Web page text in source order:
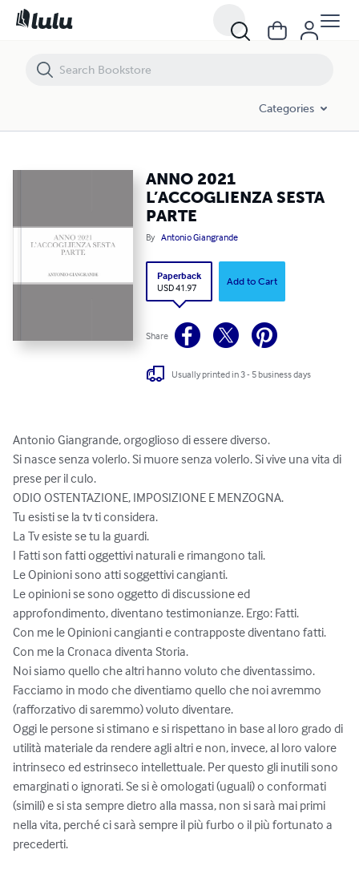
Categories
ANNO 2021
L’ACCOGLIENZA SESTA
PARTE
By Antonio Giangrande
Paperback
USD 41.97
Add to Cart
Share
Usually printed in 3 - 5 business days
Antonio Giangrande, orgoglioso di essere diverso.
Si nasce senza volerlo. Si muore senza volerlo. Si vive una vita di
prese per il culo.
ODIO OSTENTAZIONE, IMPOSIZIONE E MENZOGNA.
Tu esisti se la tv ti considera.
La Tv esiste se tu la guardi.
I Fatti son fatti oggettivi naturali e rimangono tali.
Le Opinioni sono atti soggettivi cangianti.
Le opinioni se sono oggetto di discussione ed
approfondimento, diventano testimonianze. Ergo: Fatti.
Con me le Opinioni cangianti e contrapposte diventano fatti.
Con me la Cronaca diventa Storia.
Noi siamo quello che altri hanno voluto che diventassimo.
Facciamo in modo che diventiamo quello che noi avremmo
(rafforzativo di saremmo) voluto diventare.
Oggi le persone si stimano e si rispettano in base al loro grado di
utilità materiale da rendere agli altri e non, invece, al loro valore
intrinseco ed estrinseco intellettuale. Per questo gli inutili sono
emarginati o ignorati. Se si è omologati (uguali) o conformati
(simili) e si sta sempre dietro alla massa, non si sarà mai primi
nella vita, perché ci sarà sempre il più furbo o il più fortunato a
precederti.
ANNO 2021 L’ACCOGLIENZA SESTA PARTE